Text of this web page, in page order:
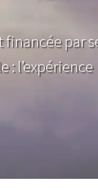
financée par
: l’expérience